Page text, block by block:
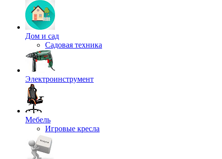
Дом и сад
Садовая техника
Электроинструмент
Мебель
Игровые кресла